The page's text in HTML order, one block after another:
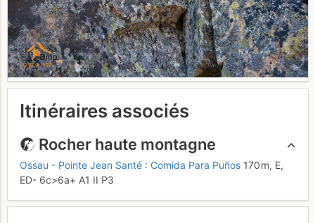
Itinéraires associés
Rocher haute montagne
Ossau - Pointe Jean Santé : Comida Para Puños 170 m, E,
ED- 6c>6a+ A1 II P3